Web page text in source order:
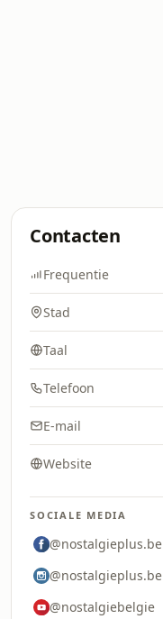
Contacten
Frequentie
Stad
Taal
Telefoon
E-mail
Website
SOCIALE MEDIA
@nostalgieplus.be
@nostalgieplus.be
@nostalgiebelgie